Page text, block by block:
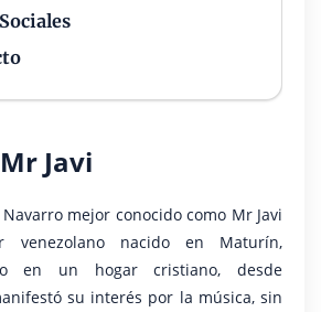
Javi
mejor conocido como Mr Javi
venezolano nacido en Maturín,
en un hogar cristiano, desde
su interés por la música, sin